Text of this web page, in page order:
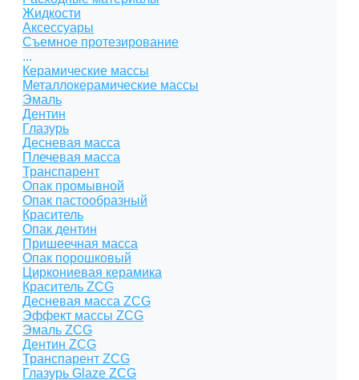
Жидкости
Аксессуары
Съемное протезирование
...
Керамические массы
Металлокерамические массы
Эмаль
Дентин
Глазурь
Десневая масса
Плечевая масса
Транспарент
Опак промывной
Опак пастообразный
Краситель
Опак дентин
Пришеечная масса
Опак порошковый
Циркониевая керамика
Краситель ZCG
Десневая масса ZCG
Эффект массы ZCG
Эмаль ZCG
Дентин ZCG
Транспарент ZCG
Глазурь Glaze ZCG